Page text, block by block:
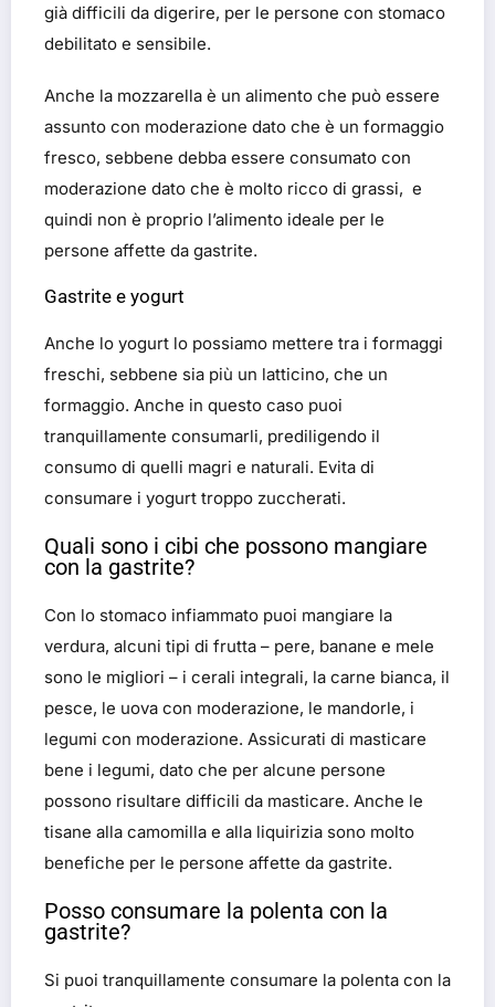
già difficili da digerire, per le persone con stomaco
debilitato e sensibile.
Anche la mozzarella è un alimento che può essere
assunto con moderazione dato che è un formaggio
fresco, sebbene debba essere consumato con
moderazione dato che è molto ricco di grassi, e
quindi non è proprio l’alimento ideale per le
persone affette da gastrite.
Gastrite e yogurt
Anche lo yogurt lo possiamo mettere tra i formaggi
freschi, sebbene sia più un latticino, che un
formaggio. Anche in questo caso puoi
tranquillamente consumarli, prediligendo il
consumo di quelli magri e naturali. Evita di
consumare i yogurt troppo zuccherati.
Quali sono i cibi che possono mangiare
con la gastrite?
Con lo stomaco infiammato puoi mangiare la
verdura, alcuni tipi di frutta – pere, banane e mele
sono le migliori – i cerali integrali, la carne bianca, il
pesce, le uova con moderazione, le mandorle, i
legumi con moderazione. Assicurati di masticare
bene i legumi, dato che per alcune persone
possono risultare difficili da masticare. Anche le
tisane alla camomilla e alla liquirizia sono molto
benefiche per le persone affette da gastrite.
Posso consumare la polenta con la
gastrite?
Si puoi tranquillamente consumare la polenta con la